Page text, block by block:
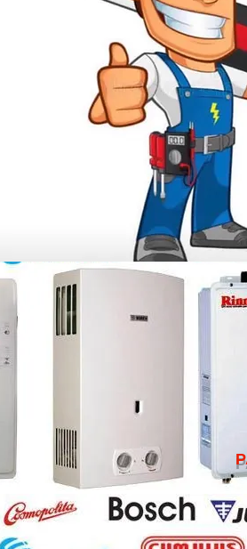
BOTAFOGO - CATETE - COPACABANA -
COSME VELHO - FLAMENGO - GÁVEA -
HUMAITÁ - IPANEMA - JARDIM
LAGOA - LARANJEIRAS - LEBLON -
ROCINHA - SÃO CONRADO - URCA
A UNICA
PARA